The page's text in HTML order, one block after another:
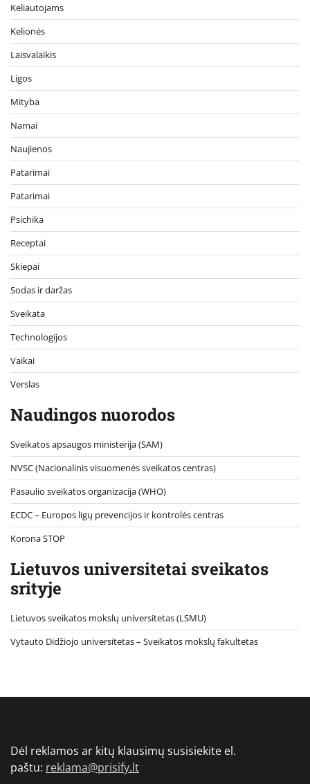
Keliautojams
Kelionės
Laisvalaikis
Ligos
Mityba
Namai
Naujienos
Patarimai
Patarimai
Psichika
Receptai
Skiepai
Sodas ir daržas
Sveikata
Technologijos
Vaikai
Verslas
Naudingos nuorodos
Sveikatos apsaugos ministerija (SAM)
NVSC (Nacionalinis visuomenės sveikatos centras)
Pasaulio sveikatos organizacija (WHO)
ECDC – Europos ligų prevencijos ir kontrolės centras
Korona STOP
Lietuvos universitetai sveikatos
srityje
Lietuvos sveikatos mokslų universitetas (LSMU)
Vytauto Didžiojo universitetas– Sveikatos mokslų fakultetas
Dėl reklamos ar kitų klausimų susisiekite el.
paštu: reklama@prisify.lt